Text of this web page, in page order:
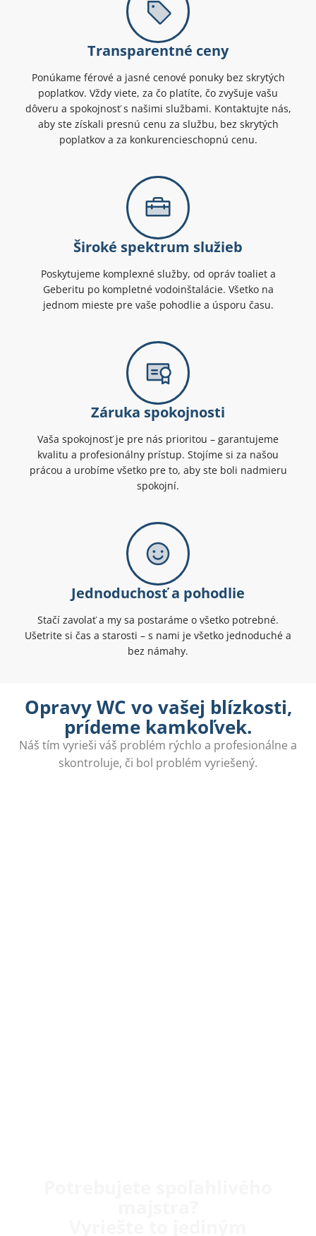
Transparentné ceny
Ponúkame férové a jasné cenové ponuky bez skrytých
poplatkov. Vždy viete, za čo platíte, čo zvyšuje vašu
dôveru a spokojnosť s našimi službami. Kontaktujte nás,
aby ste získali presnú cenu za službu, bez skrytých
poplatkov a za konkurencieschopnú cenu.
Široké spektrum služieb
Poskytujeme komplexné služby, od opráv toaliet a
Geberitu po kompletné vodoinštalácie. Všetko na
jednom mieste pre vaše pohodlie a úsporu času.
Záruka spokojnosti
Vaša spokojnosť je pre nás prioritou – garantujeme
kvalitu a profesionálny prístup. Stojíme si za našou
prácou a urobíme všetko pre to, aby ste boli nadmieru
spokojní.
Jednoduchosť a pohodlie
Stačí zavolať a my sa postaráme o všetko potrebné.
Ušetrite si čas a starosti – s nami je všetko jednoduché a
bez námahy.
Opravy WC vo vašej blízkosti,
prídeme kamkoľvek.
Náš tím vyrieši váš problém rýchlo a profesionálne a
skontroluje, či bol problém vyriešený.